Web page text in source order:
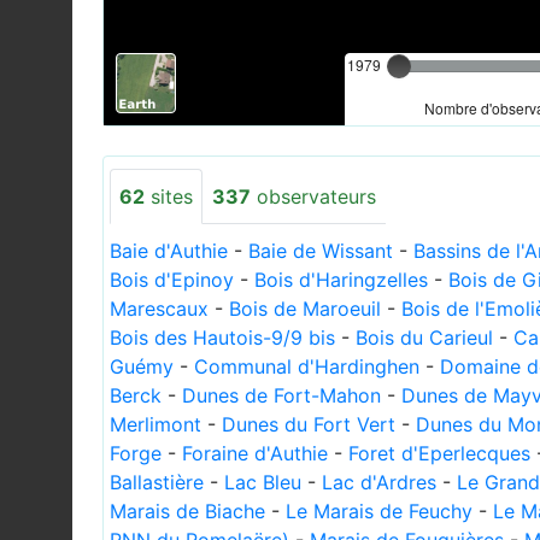
1979
Nombre
62 sites 337 observateurs
Baie d'Authie - Baie de Wissant - Bassins de
Bois d'Epinoy - Bois d'Haringzelles - Bois de
Marescaux - Bois de Maroeuil - Bois de
Bois des Hautois-9/9 bis - Bois du Carieul -
Guémy - Communal d'Hardinghen - Domaine
Berck - Dunes de Fort-Mahon - Dunes de
Merlimont - Dunes du Fort Vert - Dunes du
Forge - Foraine d'Authie - Foret d'Eperlecques
Ballastière - Lac Bleu - Lac d'Ardres - Le
Marais de Biache - Le Marais de Feuchy - Le